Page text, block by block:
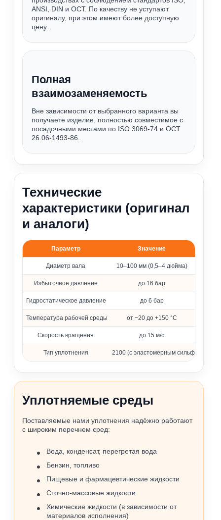
ANSI, DIN и ОСТ. По качеству не уступают
оригиналу, при этом имеют более доступную
цену.
Полная
взаимозаменяемость
Вне зависимости от выбранного варианта вы
получаете изделие, полностью совместимое с
посадочными местами по ISO 3069-74 и ОСТ
26.06-1493-86.
Технические
характеристики (оригинал
и аналоги)
Основные параметры уплотнения 2100
Параметр Значение
Диаметр вала 10–100 мм (0,5–4 дюйма)
Избыточное давление до 16 бар
Гидростатическое давление до 6 бар
Температура рабочей среды от −20 до +150 °C
Скорость вращения до 15 м/с
Тип уплотнения 2100 (с эластомерным сильфоном)
Уплотняемые среды
Поставляемые нами уплотнения надёжно работают
с широким перечнем сред:
Вода, конденсат, перегретая вода
Бензин, топливо
Пищевые и фармацевтические жидкости
Сточно‑массовые жидкости
Химические жидкости (в зависимости от
материалов исполнения)